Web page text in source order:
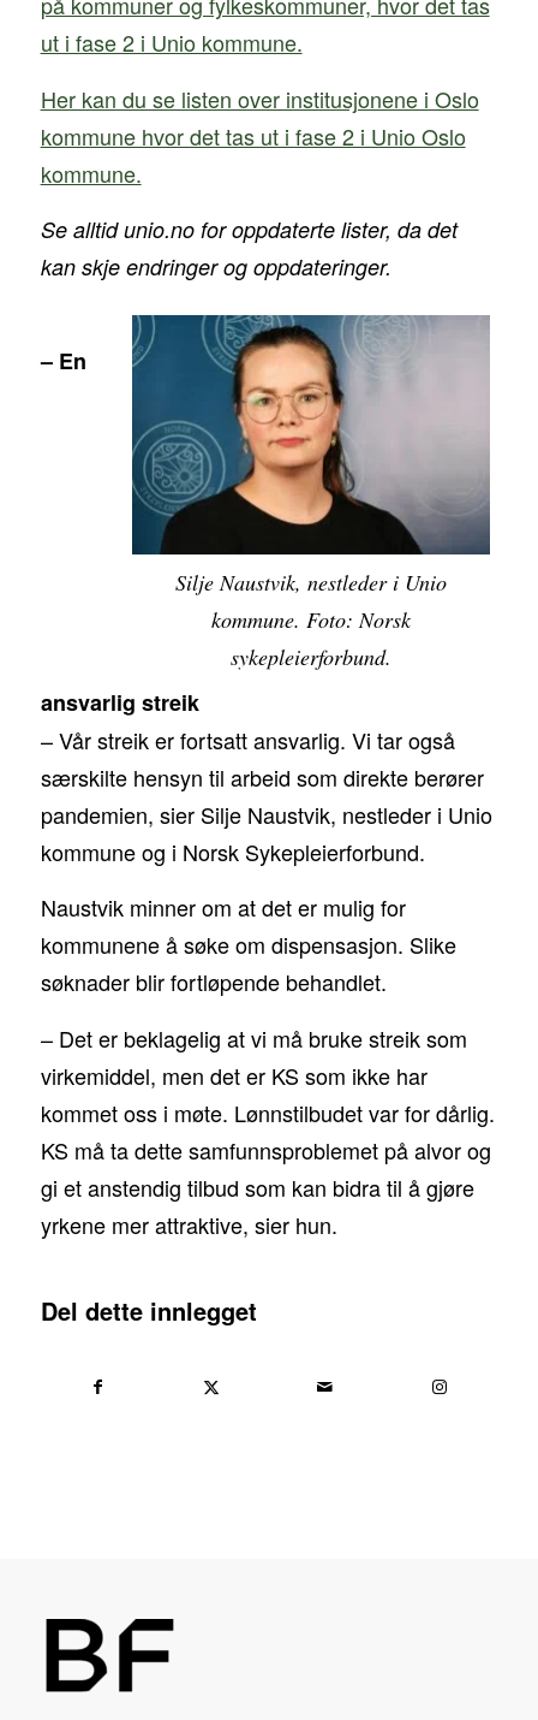
ut i fase 2 i Unio kommune.
Her kan du se listen over institusjonene i Oslo
kommune hvor det tas ut i fase 2 i Unio Oslo
kommune.
Se alltid unio.no for oppdaterte lister, da det
kan skje endringer og oppdateringer.
Silje Naustvik, nestleder i Unio
kommune. Foto: Norsk
sykepleierforbund.
– En
ansvarlig streik
– Vår streik er fortsatt ansvarlig. Vi tar også
særskilte hensyn til arbeid som direkte berører
pandemien, sier Silje Naustvik, nestleder i Unio
kommune og i Norsk Sykepleierforbund.
Naustvik minner om at det er mulig for
kommunene å søke om dispensasjon. Slike
søknader blir fortløpende behandlet.
– Det er beklagelig at vi må bruke streik som
virkemiddel, men det er KS som ikke har
kommet oss i møte. Lønnstilbudet var for dårlig.
KS må ta dette samfunnsproblemet på alvor og
gi et anstendig tilbud som kan bidra til å gjøre
yrkene mer attraktive, sier hun.
Del dette innlegget